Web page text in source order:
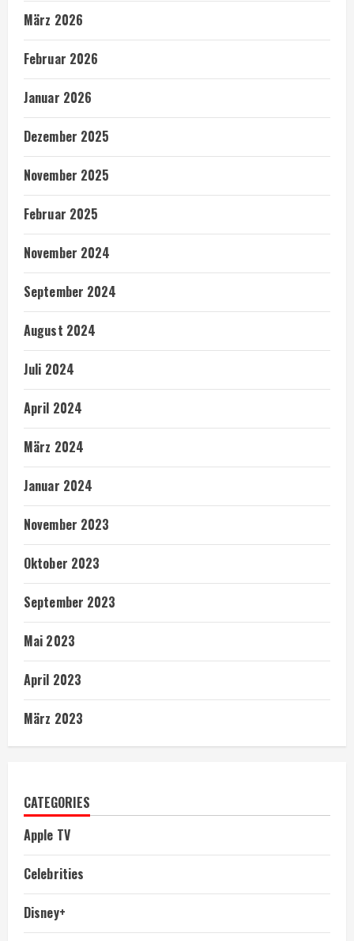
März 2026
Februar 2026
Januar 2026
Dezember 2025
November 2025
Februar 2025
November 2024
September 2024
August 2024
Juli 2024
April 2024
März 2024
Januar 2024
November 2023
Oktober 2023
September 2023
Mai 2023
April 2023
März 2023
CATEGORIES
Apple TV
Celebrities
Disney+